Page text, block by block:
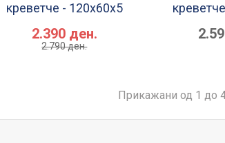
креветче - 120x60x5
2.390 ден.
2.790 ден.
Прикажани од 1 до